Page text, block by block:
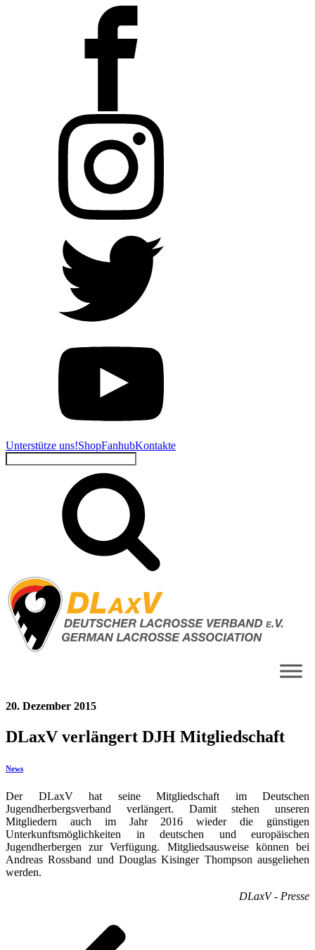
Unterstütze uns!ShopFanhubKontakte
Suchen
20. Dezember 2015
DLaxV verlängert DJH Mitgliedschaft
News
Der DLaxV hat seine Mitgliedschaft im Deutschen
Jugendherbergsverband verlängert. Damit stehen unseren
Mitgliedern auch im Jahr 2016 wieder die günstigen
Unterkunftsmöglichkeiten in deutschen und europäischen
Jugendherbergen zur Verfügung. Mitgliedsausweise können bei
Andreas Rossband und Douglas Kisinger Thompson ausgeliehen
werden.
DLaxV - Presse